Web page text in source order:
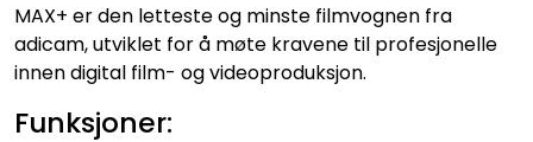
MAX+ er den letteste og minste filmvognen fra
adicam, utviklet for å møte kravene til profesjonelle
innen digital film- og videoproduksjon.
Funksjoner: